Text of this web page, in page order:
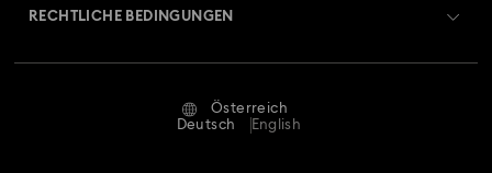
Retouren und Umtausch
Reparaturstatus
RECHTLICHE BEDINGUNGEN
Österreich
Deutsch
English